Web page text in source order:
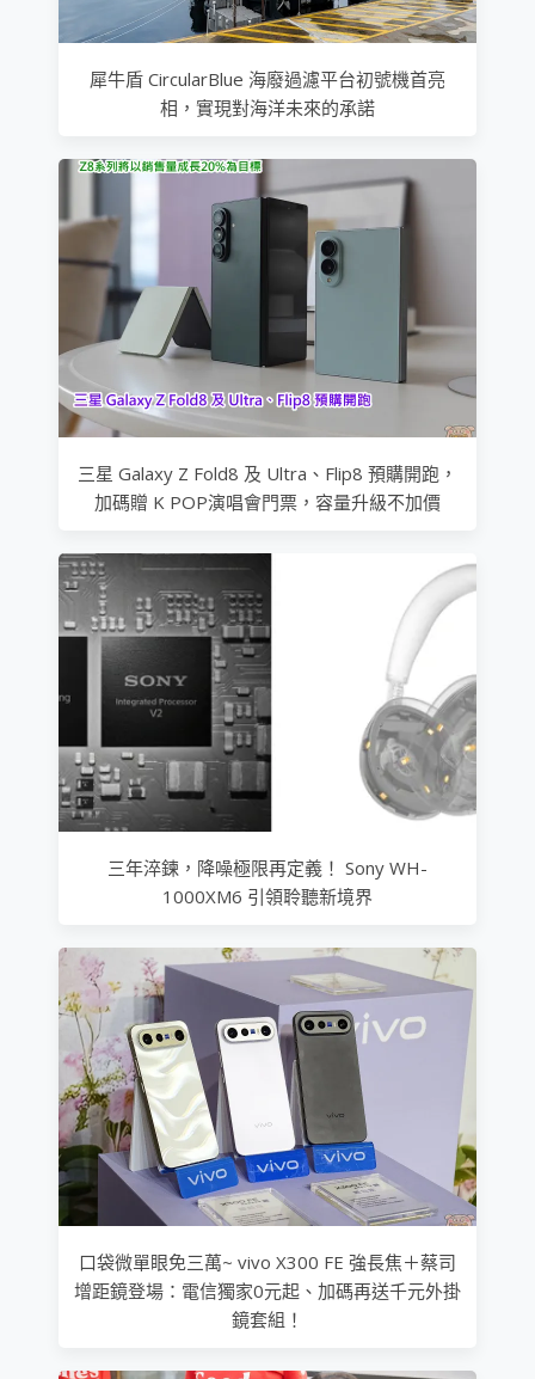
犀牛盾 CircularBlue 海廢過濾平台初號機首亮
相，實現對海洋未來的承諾
三星 Galaxy Z Fold8 及 Ultra、Flip8 預購開跑，
加碼贈 K POP演唱會門票，容量升級不加價
三年淬鍊，降噪極限再定義！ Sony WH-
1000XM6 引領聆聽新境界
口袋微單眼免三萬~ vivo X300 FE 強長焦＋蔡司
增距鏡登場：電信獨家0元起、加碼再送千元外掛
鏡套組！